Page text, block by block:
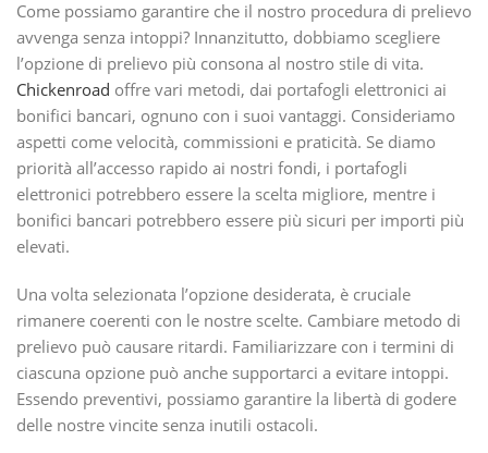
Come possiamo garantire che il nostro procedura di prelievo
avvenga senza intoppi? Innanzitutto, dobbiamo scegliere
l’opzione di prelievo più consona al nostro stile di vita.
Chickenroad offre vari metodi, dai portafogli elettronici ai
bonifici bancari, ognuno con i suoi vantaggi. Consideriamo
aspetti come velocità, commissioni e praticità. Se diamo
priorità all’accesso rapido ai nostri fondi, i portafogli
elettronici potrebbero essere la scelta migliore, mentre i
bonifici bancari potrebbero essere più sicuri per importi più
elevati.
Una volta selezionata l’opzione desiderata, è cruciale
rimanere coerenti con le nostre scelte. Cambiare metodo di
prelievo può causare ritardi. Familiarizzare con i termini di
ciascuna opzione può anche supportarci a evitare intoppi.
Essendo preventivi, possiamo garantire la libertà di godere
delle nostre vincite senza inutili ostacoli.